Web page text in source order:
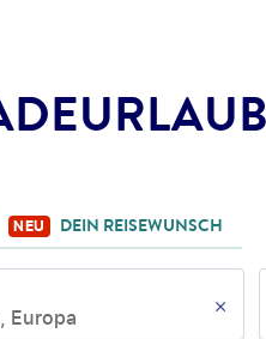
NEU DEIN REISEWUNSCH
Europa